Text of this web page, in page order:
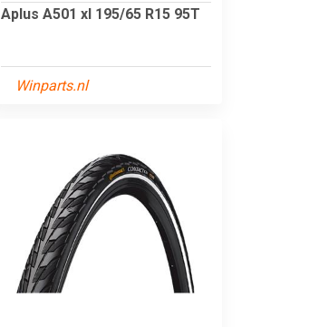
Aplus A501 xl 195/65 R15 95T
Winparts.nl